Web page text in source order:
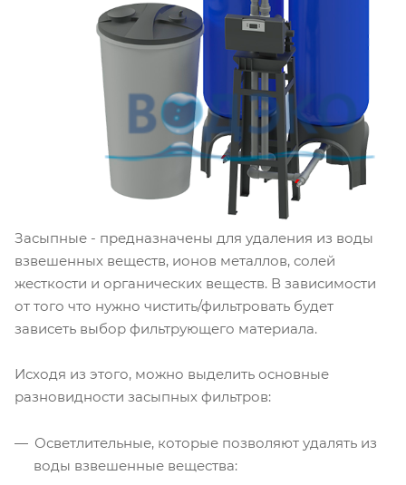
Засыпные - предназначены для удаления из воды
взвешенных веществ, ионов металлов, солей
жесткости и органических веществ. В зависимости
от того что нужно чистить/фильтровать будет
зависеть выбор фильтрующего материала.
Исходя из этого, можно выделить основные
разновидности засыпных фильтров:
Осветлительные, которые позволяют удалять из
воды взвешенные вещества: